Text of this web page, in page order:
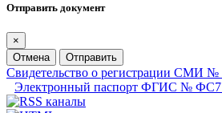
Отправить документ
×
Отмена
Отправить
Свидетельство о регистрации СМИ
Электронный паспорт ФГИС №